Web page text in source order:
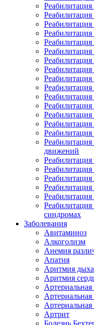
Реабилитация
Реабилитация
Реабилитация
Реабилитация
движений
Реабилитация
Реабилитация
Реабилитация
синдромах
Заболевания
Авитаминоз
Алкоголизм
Анемия
Апатия
Аритмия
Аритмия
Артериальная
Артериальная
Артрит
Болезнь